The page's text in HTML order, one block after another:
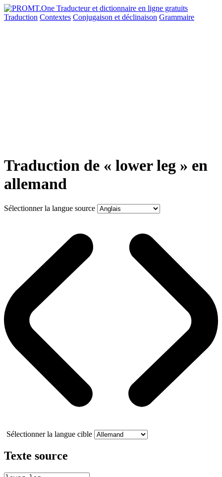
Traduction Contextes Conjugaison et déclinaison Grammaire
Traduction de « lower leg » en
allemand
Sélectionner la langue source
Sélectionner la langue cible
Texte source